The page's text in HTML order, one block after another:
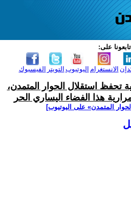
تابعونا على:
الفيسبوك التويتر اليوتيوب الانستغرام
تحفظ استقلال الحوار المتمدن،
هذا الفضاء اليساري الحر
المتمدن» على اليوتيوب]